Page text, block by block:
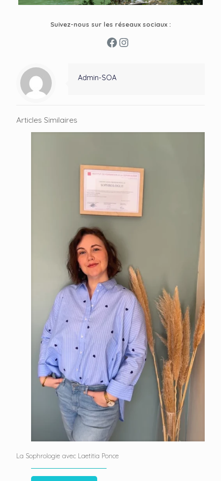
Suivez-nous sur les réseaux sociaux :
Facebook
Instagram
Admin-SOA
Articles Similaires
La Sophrologie avec Laetitia Ponce